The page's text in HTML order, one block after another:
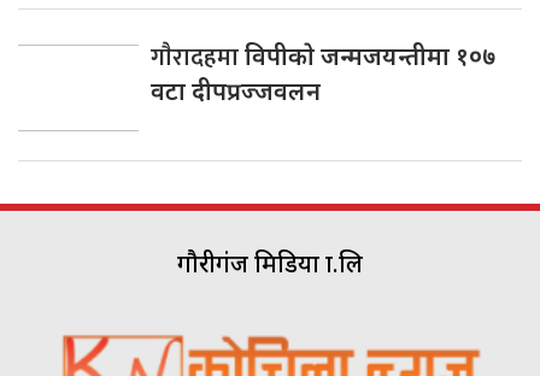
गाैरादहमाविपीकाे जन्मजयन्तीमा १०७
वटा दीपप्रज्जवलन
गौरीगंज मिडिया प्रा.लि